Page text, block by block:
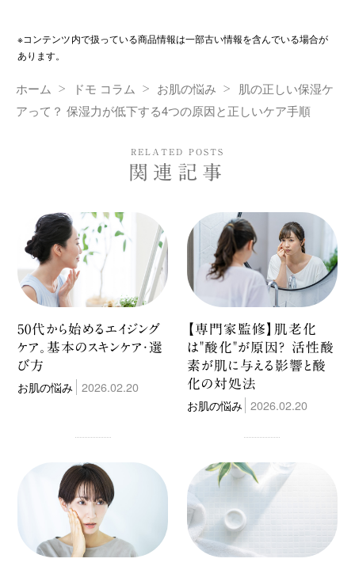
※コンテンツ内で扱っている商品情報は一部古い情報を含んでいる場合が
あります。
ホーム ドモ コラム お肌の悩み
肌の正しい保湿ケ
アって？ 保湿力が低下する4つの原因と正しいケア手順
RELATED POSTS
関連記事
50代から始めるエイジング
ケア。基本のスキンケア・選
び方
お肌の悩み 2026.02.20
【専門家監修】肌老化
は"酸化"が原因？ 活性酸
素が肌に与える影響と酸
化の対処法
お肌の悩み 2026.02.20